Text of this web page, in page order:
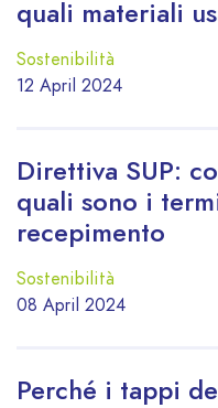
quali materiali
Sostenibilità
12 April 2024
Direttiva SUP:
quali sono i
recepimento
Sostenibilità
08 April 2024
Perché i tappi